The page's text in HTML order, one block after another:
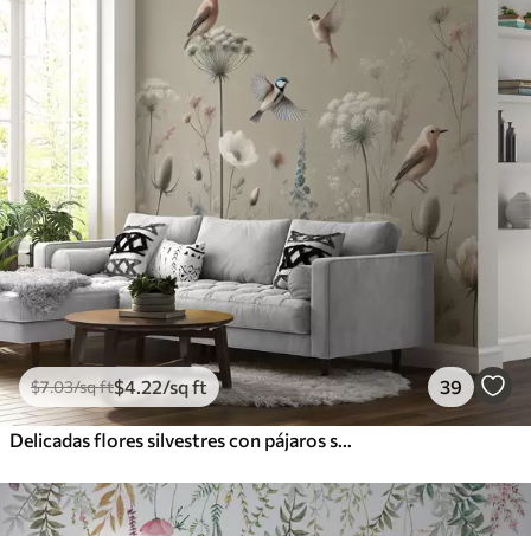
$7.03/sq ft$4 .22/sq ft 39